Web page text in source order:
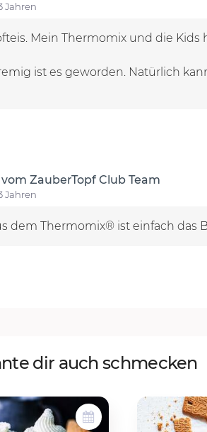
Jahren
Mein Thermomix und die
ist es geworden. Natürlich
ZauberTopf Club Team
Jahren
dem Thermomix® ist einfach das
dir auch schmecken